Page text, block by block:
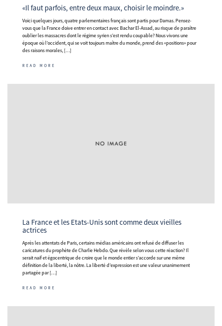
«Il faut parfois, entre deux maux, choisir le moindre.»
Voici quelques jours, quatre parlementaires français sont partis pour Damas. Pensez-
vous que la France doive entrer en contact avec Bachar El-Assad, au risque de paraître
oublier les massacres dont le régime syrien s’est rendu coupable? Nous vivons une
époque où l’occident, qui se voit toujours maître du monde, prend des «positions» pour
des raisons morales, […]
READ MORE
La France et les Etats-Unis sont comme deux vieilles
actrices
Après les attentats de Paris, certains médias américains ont refusé de diffuser les
caricatures du prophète de Charlie Hebdo. Que révèle selon vous cette réaction? Il
serait naïf et égocentrique de croire que le monde entier s’accorde sur une même
définition de la liberté, la nôtre. La liberté d’expression est une valeur unanimement
partagée par […]
READ MORE